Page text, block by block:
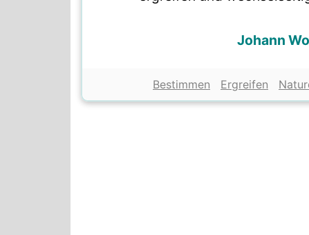
Johann
Bestimmen Ergreifen